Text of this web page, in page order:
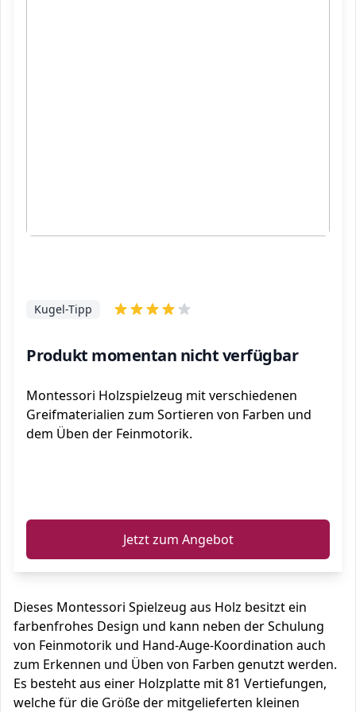
Produkt momentan nicht verfügbar
Kugel-Tipp
Montessori Holzspielzeug mit verschiedenen
Greifmaterialien zum Sortieren von Farben und
dem Üben der Feinmotorik.
Jetzt zum Angebot
Dieses Montessori Spielzeug aus Holz besitzt ein
farbenfrohes Design und kann neben der Schulung
von Feinmotorik und Hand-Auge-Koordination auch
zum Erkennen und Üben von Farben genutzt werden.
Es besteht aus einer Holzplatte mit 81 Vertiefungen,
welche für die Größe der mitgelieferten kleinen